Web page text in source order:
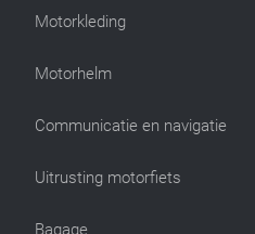
Motorkleding
Motorhelm
Communicatie en navigatie
Uitrusting motorfiets
Bagage